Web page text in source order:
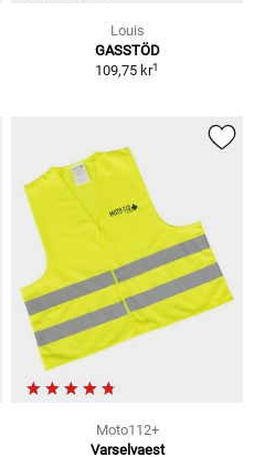
Louis
GASSTÖD
109,75 kr1
Moto112+
Varselvaest